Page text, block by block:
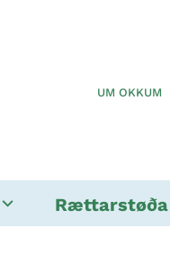
UM OKKUM